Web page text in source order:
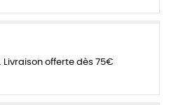
Livraison offerte dès 75€